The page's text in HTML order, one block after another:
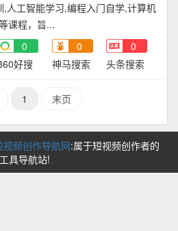
人工智能学习,编程入门自学,计算机
课程，旨...
0
好搜
0
神马搜索
0
头条搜索
1 末页
视频创作导航网:属于短视频创作者的
工具导航站!